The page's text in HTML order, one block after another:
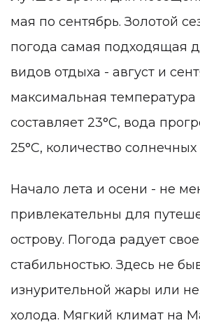
мая по сентябрь. Золотой
погода самая подходящая
видов отдыха - август и
максимальная температура
составляет 23°C, вода
25°C, количество солнечных
Начало лета и осени - не
привлекательны для
острову. Погода радует
стабильностью. Здесь не
изнурительной жары или
холода. Мягкий климат на